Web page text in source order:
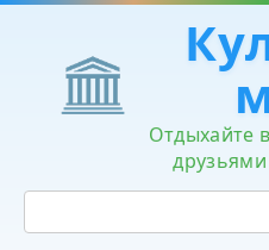
Перейти
контенту
Отдыхайте
Поиск: